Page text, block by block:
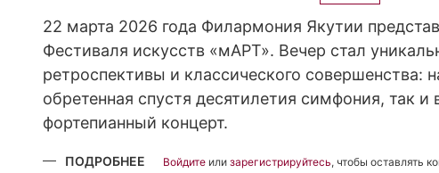
22 марта 2026 года Филармония Якутии
Фестиваля искусств «мАРТ». Вечер стал
ретроспективы и классического совершенства:
обретенная спустя десятилетия симфония, так
фортепианный концерт.
ПОДРОБНЕЕ Войдите или зарегистрируйтесь, чтобы оставлять